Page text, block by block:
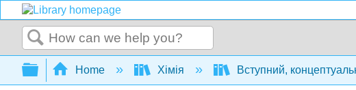
Search
Expand/collapse global hierarchy
Home Хімія Вступний,